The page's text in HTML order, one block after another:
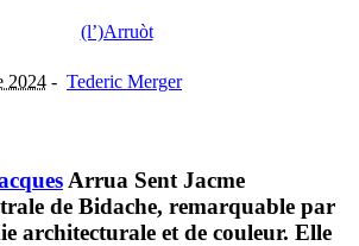
(l’)Arruòt
2024 - Tederic Merger
Arrua Sent Jacme
de Bidache, remarquable par
architecturale et de couleur. Elle